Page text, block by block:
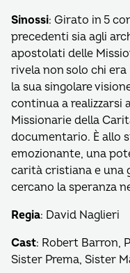
Sinossi: Girato in 5
precedenti sia agli
apostolati delle
rivela non solo chi era
la sua singolare
continua a realizzarsi
Missionarie della
documentario. È allo
emozionante, una
carità cristiana e una
cercano la speranza
Regia: David Naglieri
Cast: Robert Barron,
Sister Prema, Sister